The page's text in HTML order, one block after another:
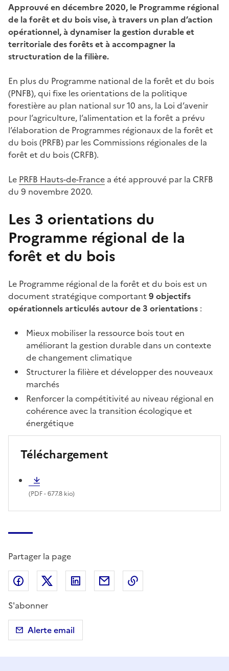
Approuvé en décembre 2020, le Programme régional
de la forêt et du bois vise, à travers un plan d’action
opérationnel, à dynamiser la gestion durable et
territoriale des forêts et à accompagner la
structuration de la filière.
En plus du Programme national de la forêt et du bois
(PNFB), qui fixe les orientations de la politique
forestière au plan national sur 10 ans, la Loi d’avenir
pour l’agriculture, l’alimentation et la forêt a prévu
l’élaboration de Programmes régionaux de la forêt et
du bois (PRFB) par les Commissions régionales de la
forêt et du bois (CRFB).
Le PRFB Hauts-de-France a été approuvé par la CRFB
du 9 novembre 2020.
Les 3 orientations du
Programme régional de la
forêt et du bois
Le Programme régional de la forêt et du bois est un
document stratégique comportant 9 objectifs
opérationnels articulés autour de 3 orientations :
Mieux mobiliser la ressource bois tout en
améliorant la gestion durable dans un contexte
de changement climatique
Structurer la filière et développer des nouveaux
marchés
Renforcer la compétitivité au niveau régional en
cohérence avec la transition écologique et
énergétique
Téléchargement
(PDF- 677.8 kio)
Partager la page
Partager sur Facebook
Partager sur X (anciennement Twitter)
Partager sur LinkedIn
Partager par email
S'abonner
Alerte email